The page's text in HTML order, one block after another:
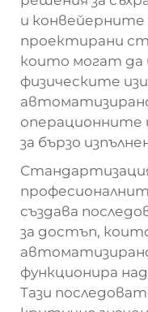
и
проектирани
които могат
физическите
операционните
за бързо
създава
за достъп,
функционира
Тази